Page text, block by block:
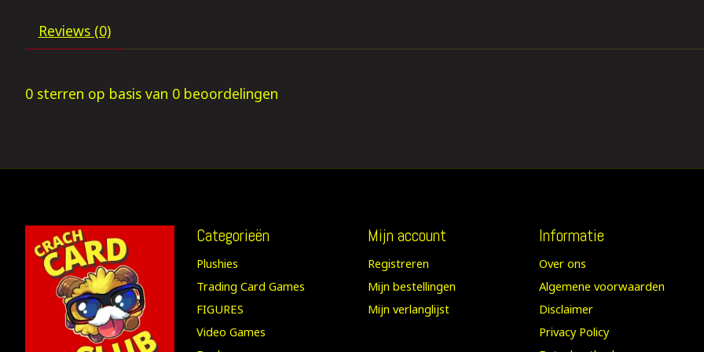
Reviews (0)
0 sterren op basis van 0 beoordelingen
Categorieën
Plushies
Trading Card Games
FIGURES
Video Games
Mijn account
Registreren
Mijn bestellingen
Mijn verlanglijst
Informatie
Over ons
Algemene voorwaarden
Disclaimer
Privacy Policy